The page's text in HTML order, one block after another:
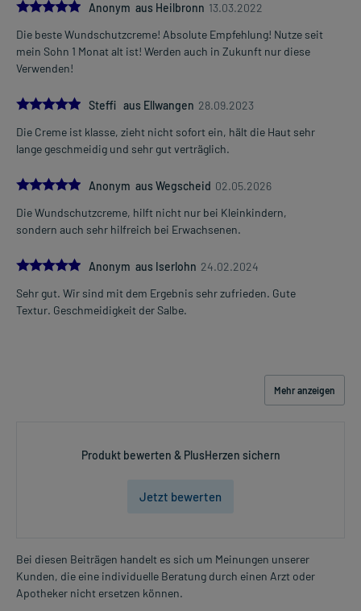
5.0Anonym aus Heilbronn 13.03.2022
Die beste Wundschutzcreme! Absolute Empfehlung! Nutze seit
mein Sohn 1 Monat alt ist! Werden auch in Zukunft nur diese
Verwenden!
5.0
Steffi aus Ellwangen 28.09.2023
Die Creme ist klasse, zieht nicht sofort ein, hält die Haut sehr
lange geschmeidig und sehr gut verträglich.
5.0Anonym aus Wegscheid 02.05.2026
Die Wundschutzcreme, hilft nicht nur bei Kleinkindern,
sondern auch sehr hilfreich bei Erwachsenen.
5.0Anonym aus Iserlohn 24.02.2024
Sehr gut. Wir sind mit dem Ergebnis sehr zufrieden. Gute
Textur. Geschmeidigkeit der Salbe.
Mehr anzeigen
Produkt bewerten & PlusHerzen sichern
Jetzt bewerten
Bei diesen Beiträgen handelt es sich um Meinungen unserer
Kunden, die eine individuelle Beratung durch einen Arzt oder
Apotheker nicht ersetzen können.